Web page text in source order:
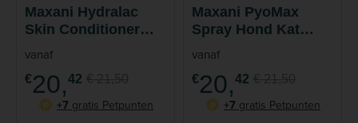
Maxani Hydralac
Skin Conditioner
Spray 200 ml
vanaf
€20,42
P
+7 gratis Petpunten
Maxani PyoMax
Spray Hond Kat
Paard 200 ml
vanaf
€20,42
P
+7 gratis Petpunten